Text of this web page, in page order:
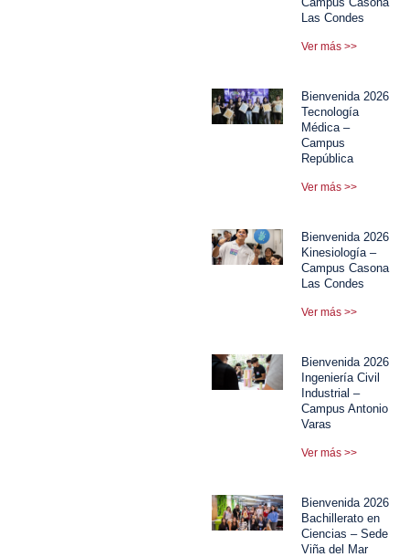
Las Condes
Ver más >>
Bienvenida 2026
Tecnología
Médica –
Campus
República
Ver más >>
Bienvenida 2026
Kinesiología –
Campus Casona
Las Condes
Ver más >>
Bienvenida 2026
Ingeniería Civil
Industrial –
Campus Antonio
Varas
Ver más >>
Bienvenida 2026
Bachillerato en
Ciencias – Sede
Viña del Mar